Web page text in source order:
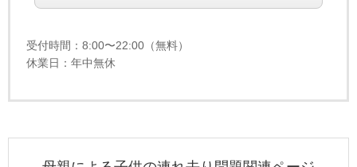
受付時間：8:00〜22:00（無料）
休業日：年中無休